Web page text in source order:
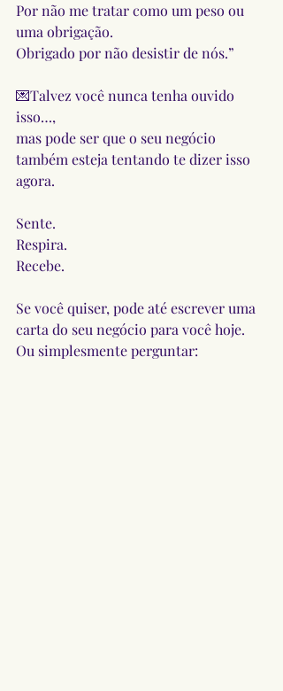
Por não me tratar como um peso ou
uma obrigação.
Obrigado por não desistir de nós.”
💌Talvez você nunca tenha ouvido
isso…,
mas pode ser que o seu negócio
também esteja tentando te dizer isso
agora.
Sente.
Respira.
Recebe.
Se você quiser, pode até escrever uma
carta do seu negócio para você hoje.
Ou simplesmente perguntar: